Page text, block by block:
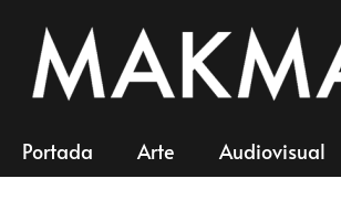
Portada Arte Audiovisual